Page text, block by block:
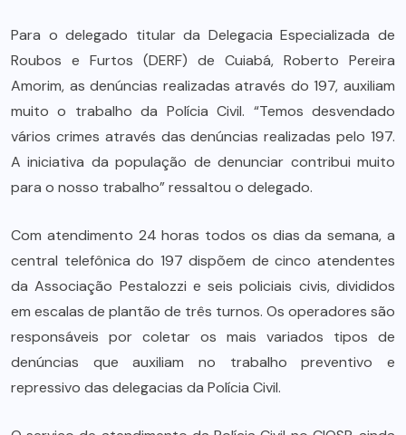
Para o delegado titular da Delegacia Especializada de
Roubos e Furtos (DERF) de Cuiabá, Roberto Pereira
Amorim, as denúncias realizadas através do 197, auxiliam
muito o trabalho da Polícia Civil. “Temos desvendado
vários crimes através das denúncias realizadas pelo 197.
A iniciativa da população de denunciar contribui muito
para o nosso trabalho” ressaltou o delegado.
Com atendimento 24 horas todos os dias da semana, a
central telefônica do 197 dispõem de cinco atendentes
da Associação Pestalozzi e seis policiais civis, divididos
em escalas de plantão de três turnos. Os operadores são
responsáveis por coletar os mais variados tipos de
denúncias que auxiliam no trabalho preventivo e
repressivo das delegacias da Polícia Civil.